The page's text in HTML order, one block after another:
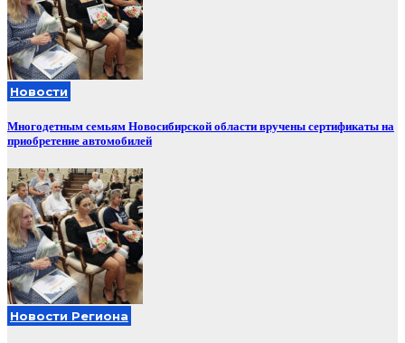
Новости
Многодетным семьям Новосибирской области вручены сертификаты на
приобретение автомобилей
Новости Региона